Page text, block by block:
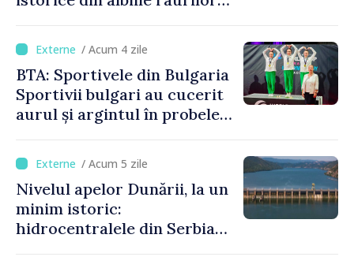
/ Acum 4 zile
BTA: Sportivele din Bulgaria
Sportivii bulgari au cucerit
aurul și argintul în probele
de gimnastică aerobică de la
Oradea
/ Acum 5 zile
Nivelul apelor Dunării, la un
minim istoric:
hidrocentralele din Serbia